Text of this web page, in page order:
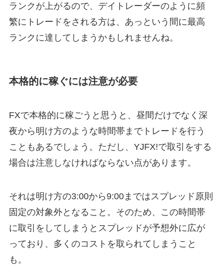
ランクが上がるので、デイトレーダーのように頻
繁にトレードをされる方は、あっという間に最高
ランクに達してしまうかもしれませんね。
本格的に稼ぐには注意が必要
FXで本格的に稼ごうと思うと、昼間だけでなく深
夜から明け方のような時間帯までトレードを行う
こともあるでしょう。ただし、YJFX!で取引をする
場合は注意しなければならない点があります。
それは明け方の3:00から9:00まではスプレッド原則
固定の対象外となること。そのため、この時間帯
に取引をしてしまうとスプレッドが予想外に広が
っており、多くのコストを取られてしまうこと
も。